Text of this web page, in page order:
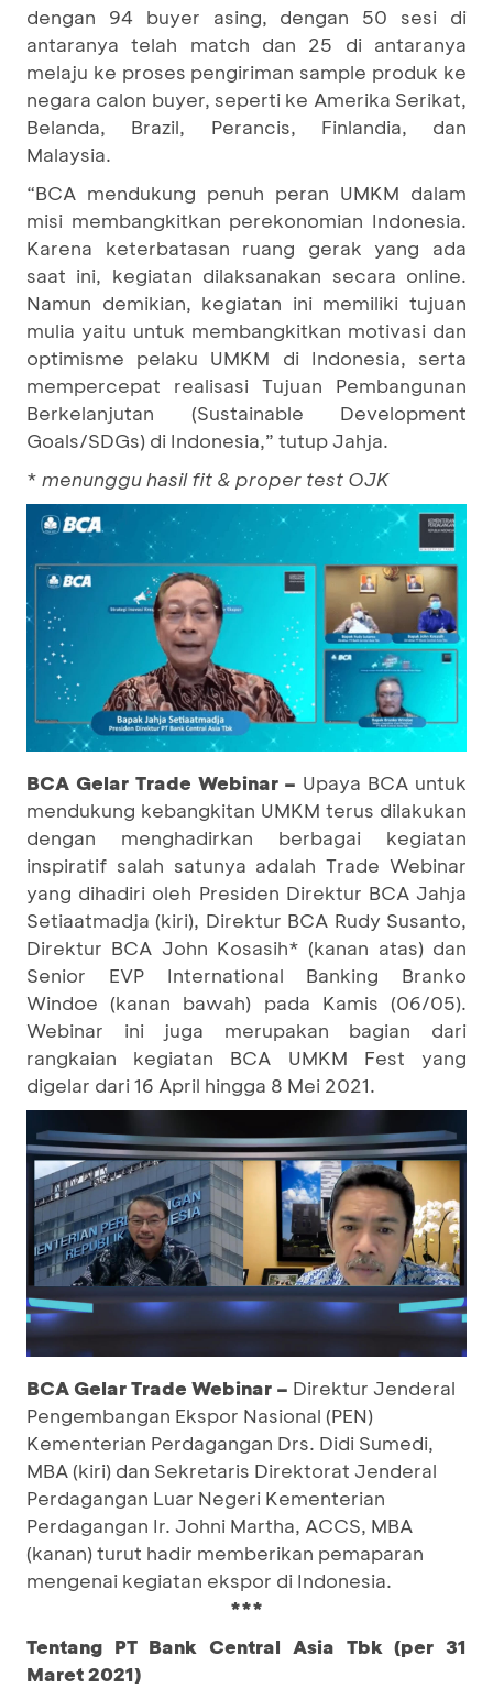
dengan 94 buyer asing, dengan 50 sesi di
antaranya telah match dan 25 di antaranya
melaju ke proses pengiriman sample produk ke
negara calon buyer, seperti ke Amerika Serikat,
Belanda, Brazil, Perancis, Finlandia, dan
Malaysia.
“BCA mendukung penuh peran UMKM dalam
misi membangkitkan perekonomian Indonesia.
Karena keterbatasan ruang gerak yang ada
saat ini, kegiatan dilaksanakan secara online.
Namun demikian, kegiatan ini memiliki tujuan
mulia yaitu untuk membangkitkan motivasi dan
optimisme pelaku UMKM di Indonesia, serta
mempercepat realisasi Tujuan Pembangunan
Berkelanjutan (Sustainable Development
Goals/SDGs) di Indonesia,” tutup Jahja.
* menunggu hasil fit & proper test OJK
BCA Gelar Trade Webinar – Upaya BCA untuk
mendukung kebangkitan UMKM terus dilakukan
dengan menghadirkan berbagai kegiatan
inspiratif salah satunya adalah Trade Webinar
yang dihadiri oleh Presiden Direktur BCA Jahja
Setiaatmadja (kiri), Direktur BCA Rudy Susanto,
Direktur BCA John Kosasih* (kanan atas) dan
Senior EVP International Banking Branko
Windoe (kanan bawah) pada Kamis (06/05).
Webinar ini juga merupakan bagian dari
rangkaian kegiatan BCA UMKM Fest yang
digelar dari 16 April hingga 8 Mei 2021.
BCA Gelar Trade Webinar – Direktur Jenderal
Pengembangan Ekspor Nasional (PEN)
Kementerian Perdagangan Drs. Didi Sumedi,
MBA (kiri) dan Sekretaris Direktorat Jenderal
Perdagangan Luar Negeri Kementerian
Perdagangan Ir. Johni Martha, ACCS, MBA
(kanan) turut hadir memberikan pemaparan
mengenai kegiatan ekspor di Indonesia.
***
Tentang PT Bank Central Asia Tbk (per 31
Maret 2021)